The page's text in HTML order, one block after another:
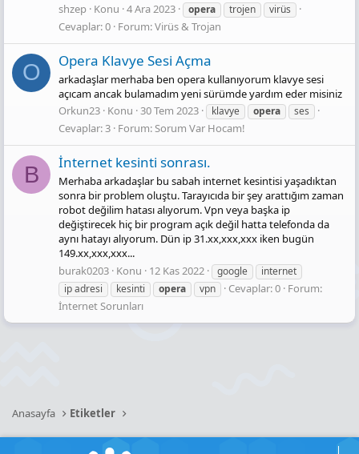
shzep Konu 4 Ara 2023 opera trojen virüs
Cevaplar: 0 Forum:Virüs & Trojan
O Opera Klavye Sesi Açma
arkadaşlar merhaba ben opera kullanıyorum klavye sesi
açıcam ancak bulamadım yeni sürümde yardım eder misiniz
Orkun23 Konu 30 Tem 2023 klavye opera ses
Cevaplar: 3 Forum:Sorum Var Hocam!
B İnternet kesinti sonrası.
Merhaba arkadaşlar bu sabah internet kesintisi yaşadıktan
sonra bir problem oluştu. Tarayıcıda bir şey arattığım zaman
robot değilim hatası alıyorum. Vpn veya başka ip
değiştirecek hiç bir program açık değil hatta telefonda da
aynı hatayı alıyorum. Dün ip 31.xx,xxx,xxx iken bugün
149.xx,xxx,xxx...
burak0203 Konu 12 Kas 2022 google
internet
ip adresi
kesinti opera vpn Cevaplar: 0 Forum:
İnternet Sorunları
Anasayfa Etiketler